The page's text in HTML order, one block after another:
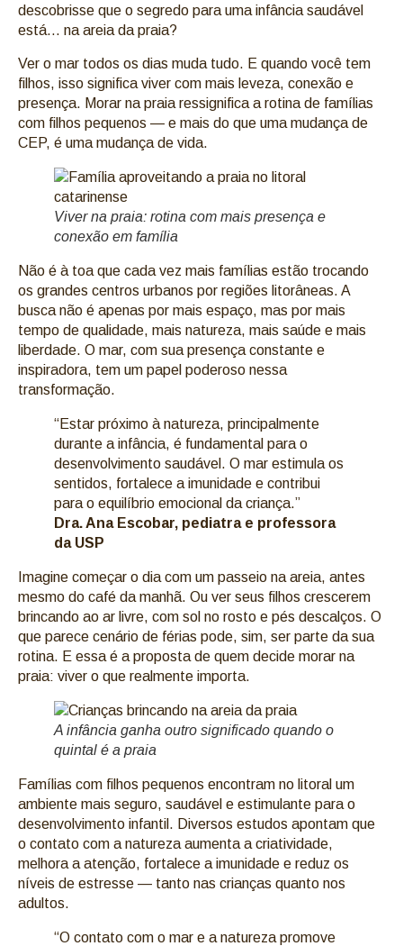
descobrisse que o segredo para uma infância saudável
está… na areia da praia?
Ver o mar todos os dias muda tudo. E quando você tem
filhos, isso significa viver com mais leveza, conexão e
presença. Morar na praia ressignifica a rotina de famílias
com filhos pequenos — e mais do que uma mudança de
CEP, é uma mudança de vida.
Viver na praia: rotina com mais presença e
conexão em família
Não é à toa que cada vez mais famílias estão trocando
os grandes centros urbanos por regiões litorâneas. A
busca não é apenas por mais espaço, mas por mais
tempo de qualidade, mais natureza, mais saúde e mais
liberdade. O mar, com sua presença constante e
inspiradora, tem um papel poderoso nessa
transformação.
“Estar próximo à natureza, principalmente
durante a infância, é fundamental para o
desenvolvimento saudável. O mar estimula os
sentidos, fortalece a imunidade e contribui
para o equilíbrio emocional da criança.”
Dra. Ana Escobar, pediatra e professora
da USP
Imagine começar o dia com um passeio na areia, antes
mesmo do café da manhã. Ou ver seus filhos crescerem
brincando ao ar livre, com sol no rosto e pés descalços. O
que parece cenário de férias pode, sim, ser parte da sua
rotina. E essa é a proposta de quem decide morar na
praia: viver o que realmente importa.
A infância ganha outro significado quando o
quintal é a praia
Famílias com filhos pequenos encontram no litoral um
ambiente mais seguro, saudável e estimulante para o
desenvolvimento infantil. Diversos estudos apontam que
o contato com a natureza aumenta a criatividade,
melhora a atenção, fortalece a imunidade e reduz os
níveis de estresse — tanto nas crianças quanto nos
adultos.
“O contato com o mar e a natureza promove